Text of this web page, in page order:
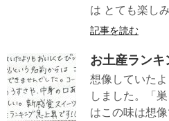
は とても楽し
記事を読む
お土産ランキ
想像していた
しました。「
はこの味は想